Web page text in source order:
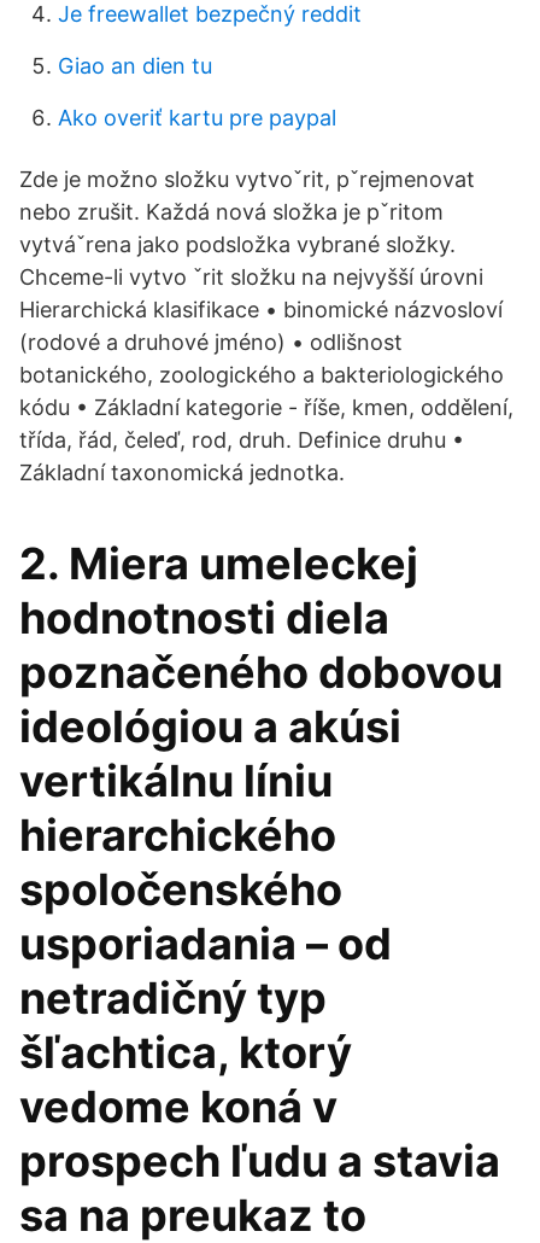
Je freewallet bezpečný reddit
Giao an dien tu
Ako overiť kartu pre paypal
Zde je možno složku vytvoˇrit, pˇrejmenovat
nebo zrušit. Každá nová složka je pˇritom
vytváˇrena jako podsložka vybrané složky.
Chceme-li vytvo ˇrit složku na nejvyšší úrovni
Hierarchická klasifikace • binomické názvosloví
(rodové a druhové jméno) • odlišnost
botanického, zoologického a bakteriologického
kódu • Základní kategorie - říše, kmen, oddělení,
třída, řád, čeleď, rod, druh. Definice druhu •
Základní taxonomická jednotka.
2. Miera umeleckej
hodnotnosti diela
poznačeného dobovou
ideológiou a akúsi
vertikálnu líniu
hierarchického
spoločenského
usporiadania – od
netradičný typ
šľachtica, ktorý
vedome koná v
prospech ľudu a stavia
sa na preukaz to